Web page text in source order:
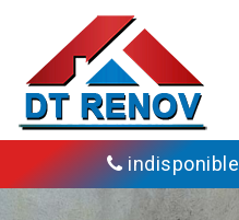
indisponible